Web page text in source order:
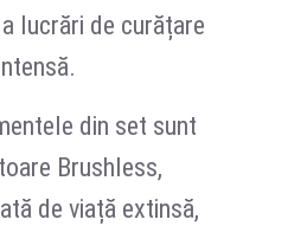
lucrări de curățare
din set sunt
Brushless,
de viață extinsă,